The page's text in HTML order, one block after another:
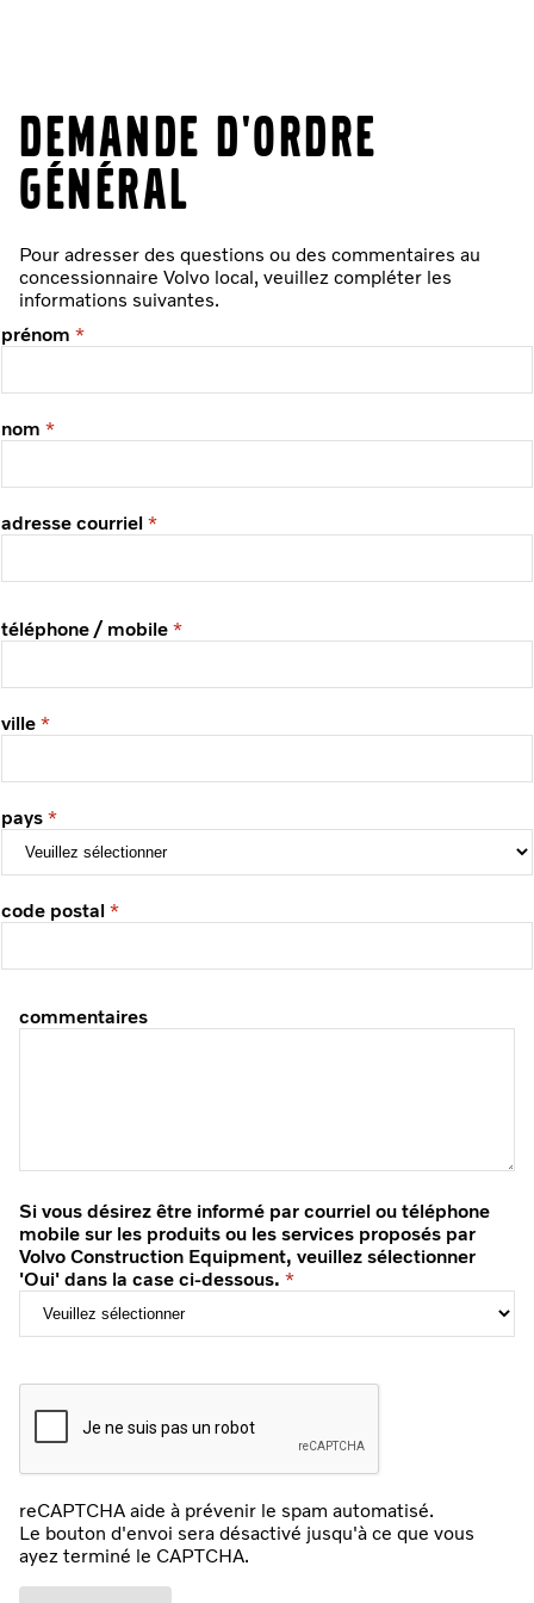
Demande d'ordre
général
Pour adresser des questions ou des commentaires au
concessionnaire Volvo local, veuillez compléter les
informations suivantes.
prénom
nom
adresse courriel
téléphone / mobile
ville
pays
code postal
commentaires
Si vous désirez être informé par courriel ou téléphone
mobile sur les produits ou les services proposés par
Volvo Construction Equipment, veuillez sélectionner
'Oui' dans la case ci-dessous.
reCAPTCHA aide à prévenir le spam automatisé.
Le bouton d'envoi sera désactivé jusqu'à ce que vous
ayez terminé le CAPTCHA.